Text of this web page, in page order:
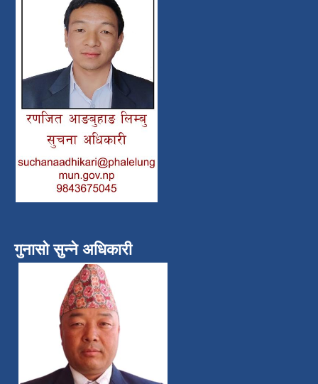
गुनासो सुन्ने अधिकारी